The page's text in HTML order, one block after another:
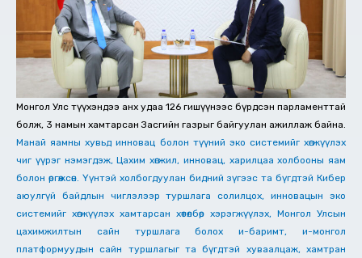
Монгол Улс түүхэндээ анх удаа 126 гишүүнээс бүрдсэн парламенттай
болж, 3 намын хамтарсан Засгийн газрыг байгуулан ажиллаж байна.
Манай яамны хувьд инновац болон түүний эко системийг хөгжүүлэх
чиг үүрэг нэмэгдэж, Цахим хөгжил, инновац, харилцаа холбооны яам
болон өргөжсөн. Үүнтэй холбогдуулан бидний зүгээс та бүгдтэй Кибер
аюулгүй байдлын чиглэлээр туршлага солилцох, инновацын эко
системийг хөгжүүлэх хамтарсан хөтөлбөр хэрэгжүүлэх, Монгол Улсын
цахимжилтын сайн туршлага болох и-баримт, и-монгол
платформуудын сайн туршлагыг та бүгдтэй хуваалцаж, хамтран